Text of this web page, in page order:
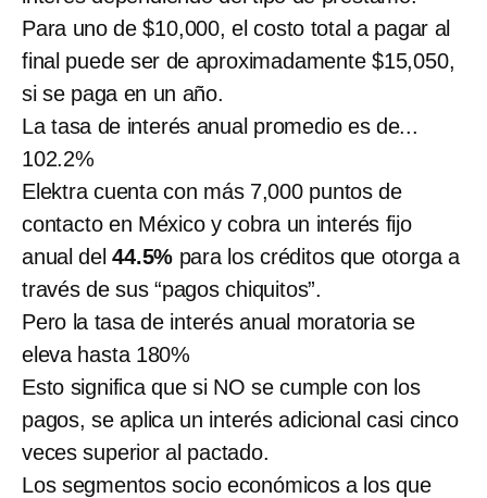
Para uno de $10,000, el costo total a pagar al
final puede ser de aproximadamente $15,050,
si se paga en un año.
La tasa de interés anual promedio es de...
102.2%
Elektra cuenta con más 7,000 puntos de
contacto en México y cobra un interés fijo
anual del44.5% para los créditos que otorga a
través de sus “pagos chiquitos”.
Pero la tasa de interés anual moratoria se
eleva hasta 180%
Esto significa que si NO se cumple con los
pagos, se aplica un interés adicional casi cinco
veces superior al pactado.
Los segmentos socio económicos a los que